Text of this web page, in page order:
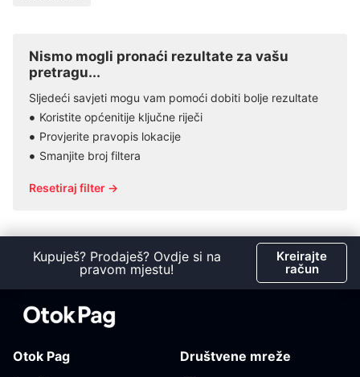
Nismo mogli pronaći rezultate za vašu
pretragu...
Sljedeći savjeti mogu vam pomoći dobiti bolje rezultate
Koristite općenitije ključne riječi
Provjerite pravopis lokacije
Smanjite broj filtera
Resetiraj filter →
Kupuješ? Prodaješ? Ovdje si na
pravom mjestu!
Kreirajte
račun
Otok Pag Društvene mreže